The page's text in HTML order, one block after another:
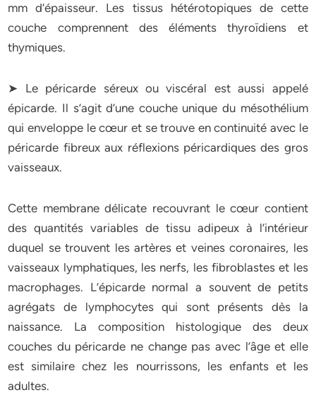
mm d’épaisseur. Les tissus hétérotopiques de cette
couche comprennent des éléments thyroïdiens et
thymiques.
➤ Le péricarde séreux ou viscéral est aussi appelé
épicarde. Il s’agit d’une couche unique du mésothélium
qui enveloppe le cœur et se trouve en continuité avec le
péricarde fibreux aux réflexions péricardiques des gros
vaisseaux.
Cette membrane délicate recouvrant le cœur contient
des quantités variables de tissu adipeux à l’intérieur
duquel se trouvent les artères et veines coronaires, les
vaisseaux lymphatiques, les nerfs, les fibroblastes et les
macrophages. L’épicarde normal a souvent de petits
agrégats de lymphocytes qui sont présents dès la
naissance. La composition histologique des deux
couches du péricarde ne change pas avec l’âge et elle
est similaire chez les nourrissons, les enfants et les
adultes.